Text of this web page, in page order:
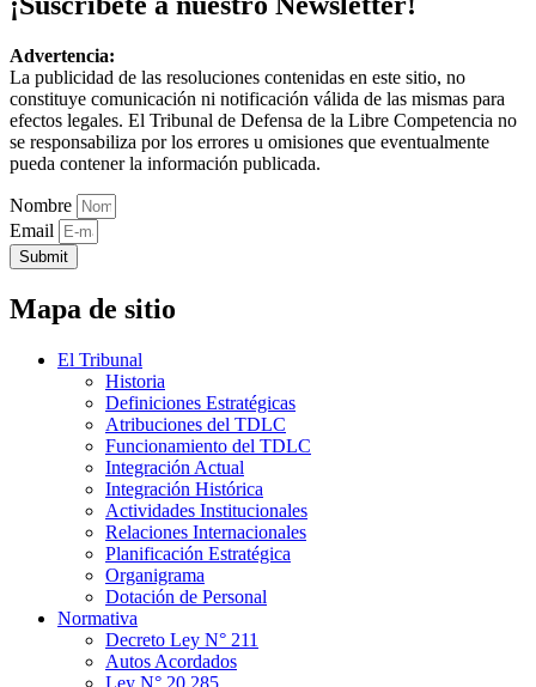
Advertencia:
La publicidad de las resoluciones contenidas en este sitio, no
constituye comunicación ni notificación válida de las mismas para
efectos legales. El Tribunal de Defensa de la Libre Competencia no
se responsabiliza por los errores u omisiones que eventualmente
pueda contener la información publicada.
Nombre
Email
Submit
Mapa de sitio
El Tribunal
Historia
Definiciones Estratégicas
Atribuciones del TDLC
Funcionamiento del TDLC
Integración Actual
Integración Histórica
Actividades Institucionales
Relaciones Internacionales
Planificación Estratégica
Organigrama
Dotación de Personal
Normativa
Decreto Ley N° 211
Autos Acordados